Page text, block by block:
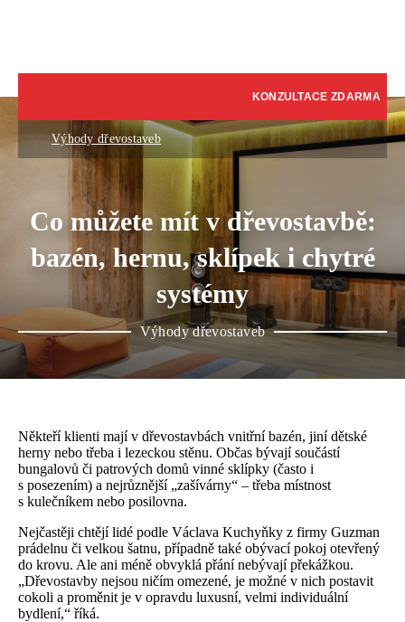
KONZULTACE ZDARMA
Výhody dřevostaveb
Co můžete mít v dřevostavbě:
bazén, hernu, sklípek i chytré
systémy
Výhody dřevostaveb
Někteří klienti mají v dřevostavbách vnitřní bazén, jiní dětské
herny nebo třeba i lezeckou stěnu. Občas bývají součástí
bungalovů či patrových domů vinné sklípky (často i
s posezením) a nejrůznější „zašívárny“ – třeba místnost
s kulečníkem nebo posilovna.
Nejčastěji chtějí lidé podle Václava Kuchyňky z firmy Guzman
prádelnu či velkou šatnu, případně také obývací pokoj otevřený
do krovu. Ale ani méně obvyklá přání nebývají překážkou.
„Dřevostavby nejsou ničím omezené, je možné v nich postavit
cokoli a proměnit je v opravdu luxusní, velmi individuální
bydlení,“ říká.